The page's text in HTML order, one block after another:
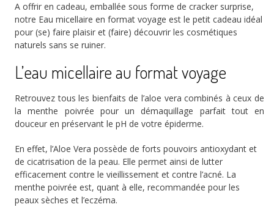
A offrir en cadeau, emballée sous forme de cracker surprise,
notre Eau micellaire en format voyage est le petit cadeau idéal
pour (se) faire plaisir et (faire) découvrir les cosmétiques
naturels sans se ruiner.
L’eau micellaire au format voyage
Retrouvez tous les bienfaits de l’aloe vera combinés à ceux de
la menthe poivrée pour un démaquillage parfait tout en
douceur en préservant le pH de votre épiderme.
En effet, l’Aloe Vera possède de forts pouvoirs antioxydant et
de cicatrisation de la peau. Elle permet ainsi de lutter
efficacement contre le vieillissement et contre l’acné. La
menthe poivrée est, quant à elle, recommandée pour les
peaux sèches et l’eczéma.